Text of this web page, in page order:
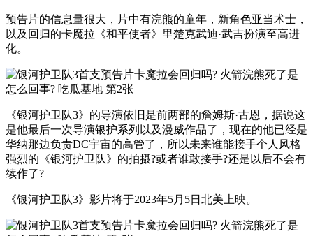
预告片的信息量很大，片中有浣熊的童年，新角色亚当术士，
以及回归的卡魔拉《和平使者》里楚克武迪·武吉扮演至高进
化。
《银河护卫队3》的导演依旧是前两部的詹姆斯·古恩，据说这
是他最后一次导演银护系列以及漫威作品了，现在的他已经是
华纳那边负责DC宇宙的高管了，所以未来谁能接手个人风格
强烈的《银河护卫队》的拍摄?或者谁敢接手?还是以后不会有
续作了?
《银河护卫队3》影片将于2023年5月5日北美上映。